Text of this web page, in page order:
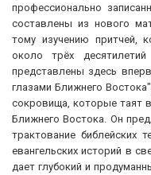
профессионально
составлены из нового
тому изучению притчей,
около трёх
представлены здесь
глазами Ближнего
сокровища, которые таят
Ближнего Востока. Он
трактование библейских
евангельских историй в
дает глубокий и